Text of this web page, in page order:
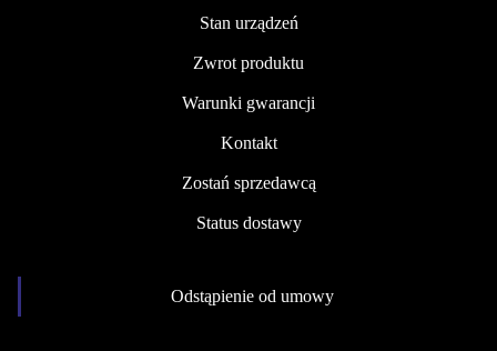
Stan urządzeń
Zwrot produktu
Warunki gwarancji
Kontakt
Zostań sprzedawcą
Status dostawy
Odstąpienie od umowy